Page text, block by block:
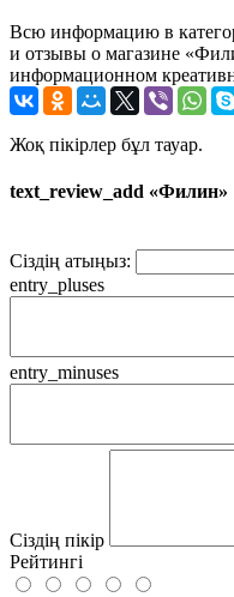
Всю информацию в
и отзывы о магазине
информационном
Жоқ пікірлер бұл тауар.
text_review_add «Филин»
Сіздің атыңыз:
entry_pluses
entry_minuses
Сіздің пікір
Рейтингі